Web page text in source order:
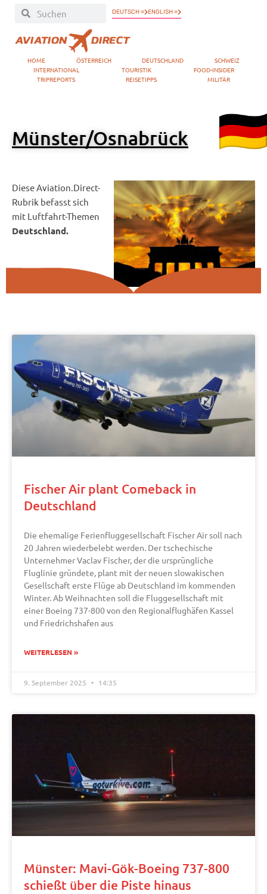
DEUTSCH » ENGLISH »
HOME ÖSTERREICH DEUTSCHLAND
SCHWEIZ
INTERNATIONAL
TOURISTIK
FOOD-INSIDER
TRIPREPORTS
REISETIPPS MILITÄR
Münster/Osnabrück
Diese Aviation.Direct-
Rubrik befasst sich
mit Luftfahrt-Themen
Deutschland.
Fischer Air plant Comeback in
Deutschland
Die ehemalige Ferienfluggesellschaft Fischer Air soll nach
20 Jahren wiederbelebt werden. Der tschechische
Unternehmer Vaclav Fischer, der die ursprüngliche
Fluglinie gründete, plant mit der neuen slowakischen
Gesellschaft erste Flüge ab Deutschland im kommenden
Winter. Ab Weihnachten soll die Fluggesellschaft mit
einer Boeing 737-800 von den Regionalflughäfen Kassel
und Friedrichshafen aus
WEITERLESEN »
9. September 2025 14:35
Münster: Mavi-Gök-Boeing 737-800
schießt über die Piste hinaus